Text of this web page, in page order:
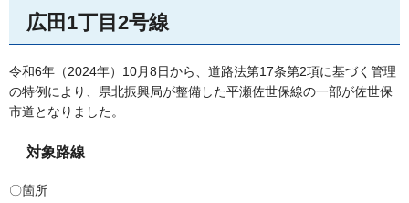
広田1丁目2号線
令和6年（2024年）10月8日から、道路法第17条第2項に基づく管理
の特例により、県北振興局が整備した平瀬佐世保線の一部が佐世保
市道となりました。
対象路線
〇箇所